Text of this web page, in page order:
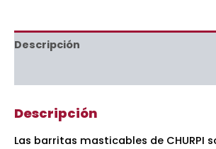
Descripción
Descripción
Las barritas masticables de CHURPI